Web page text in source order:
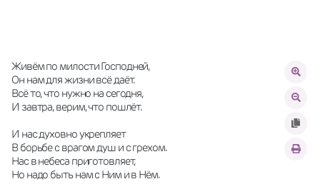
Живём по милости Господней,
Он нам для жизни всё даёт.
Всё то, что нужно на сегодня,
И завтра, верим, что пошлёт.
И нас духовно укрепляет
В борьбе с врагом душ и с грехом.
Нас в небеса приготовляет,
Но надо быть нам с Ним и в Нём.